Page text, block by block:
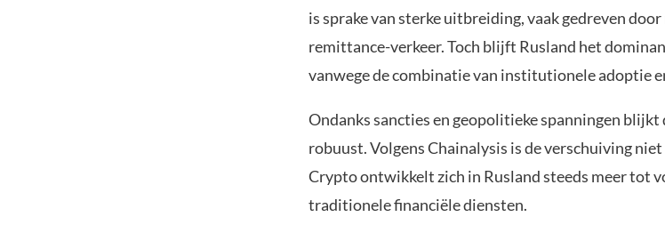
is sprake van sterke uitbreiding, vaak gedreven
remittance-verkeer. Toch blijft Rusland het
vanwege de combinatie van institutionele adoptie
Ondanks sancties en geopolitieke spanningen
robuust. Volgens Chainalysis is de verschuiving
Crypto ontwikkelt zich in Rusland steeds meer tot
traditionele financiële diensten.